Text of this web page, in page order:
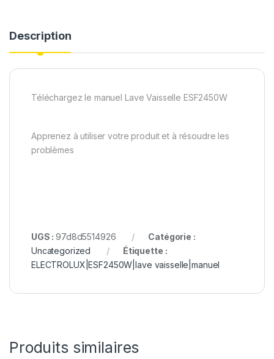
Description
Téléchargez le manuel Lave Vaisselle ESF2450W
Apprenez à utiliser votre produit et à résoudre les
problèmes
UGS :97d8d5514926
Catégorie :
Uncategorized
Étiquette :
ELECTROLUX|ESF2450W|lave vaisselle|manuel
Produits similaires